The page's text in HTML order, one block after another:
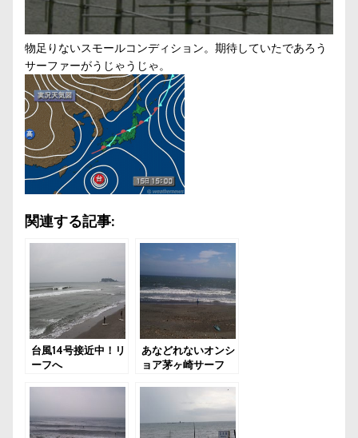
物足りないスモールコンディション。期待していたであろう
サーファーがうじゃうじゃ。
関連する記事:
台風14号接近中！リ
ーフへ
あなどれないオンシ
ョア茅ヶ崎サーフ